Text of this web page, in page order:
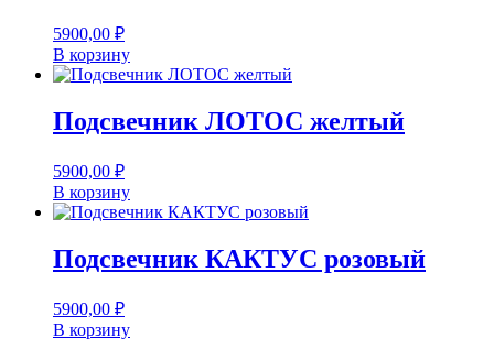
5900,00 ₽
В корзину
Подсвечник ЛОТОС желтый
5900,00 ₽
В корзину
Подсвечник КАКТУС розовый
5900,00 ₽
В корзину